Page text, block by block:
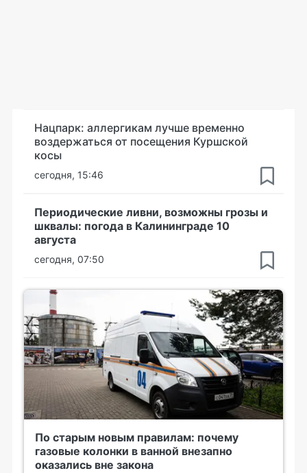
Нацпарк: аллергикам лучше временно
воздержаться от посещения Куршской
косы
сегодня, 15:46
Периодические ливни, возможны грозы и
шквалы: погода в Калининграде 10
августа
сегодня, 07:50
По старым новым правилам: почему
газовые колонки в ванной внезапно
оказались вне закона